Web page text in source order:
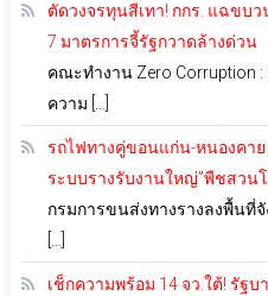
ตัดวงจรทุนสีเทา! กกร. แฉขบ
7 มาตรการจี้รัฐกวาดล้างด่วน
คณะทำงาน Zero Corruption
ความ […]
รถไฟทางคู่ขอนแก่น-หนองคาย
ระบบรางรับงานใหญ่”พืชสวนโ
กรมการขนส่งทางรางลงพื้นที่
[…]
เช็กความพร้อม 14 จว.ใต้! รัฐ